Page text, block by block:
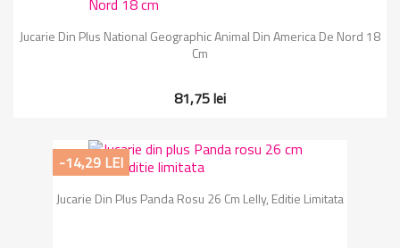
Jucarie Din Plus National Geographic Animal Din America De Nord 18
Cm
81,75 lei
Jucarie Din Plus Panda Rosu 26 Cm Lelly, Editie Limitata
-14,29 LEI